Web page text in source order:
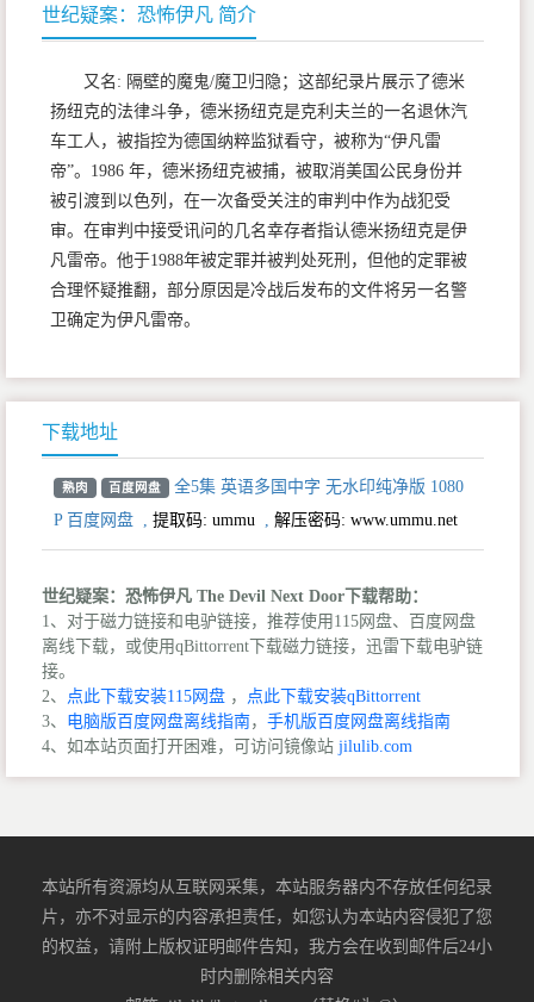
世纪疑案：恐怖伊凡 简介
又名: 隔壁的魔鬼/魔卫归隐；这部纪录片展示了德米
扬纽克的法律斗争，德米扬纽克是克利夫兰的一名退休汽
车工人，被指控为德国纳粹监狱看守，被称为“伊凡雷
帝”。1986 年，德米扬纽克被捕，被取消美国公民身份并
被引渡到以色列，在一次备受关注的审判中作为战犯受
审。在审判中接受讯问的几名幸存者指认德米扬纽克是伊
凡雷帝。他于1988年被定罪并被判处死刑，但他的定罪被
合理怀疑推翻，部分原因是冷战后发布的文件将另一名警
卫确定为伊凡雷帝。
下载地址
熟肉 百度网盘
全5集 英语多国中字 无水印纯净版 1080
P 百度网盘
提取码: ummu 解压密码: www.ummu.net
世纪疑案：恐怖伊凡 The Devil Next Door下载帮助：
1、对于磁力链接和电驴链接，推荐使用115网盘、百度网盘
离线下载，或使用qBittorrent下载磁力链接，迅雷下载电驴链
接。
2、
点此下载安装115网盘 ，
点此下载安装qBittorrent
3、 电脑版百度网盘离线指南， 手机版百度网盘离线指南
4、如本站页面打开困难，可访问镜像站 jilulib.com
本站所有资源均从互联网采集，本站服务器内不存放任何纪录
片，亦不对显示的内容承担责任，如您认为本站内容侵犯了您
的权益，请附上版权证明邮件告知，我方会在收到邮件后24小
时内删除相关内容